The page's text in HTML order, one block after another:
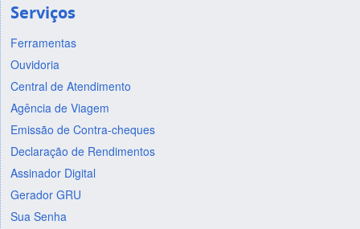
Serviços
Ferramentas
Ouvidoria
Central de Atendimento
Agência de Viagem
Emissão de Contra-cheques
Declaração de Rendimentos
Assinador Digital
Gerador GRU
Sua Senha